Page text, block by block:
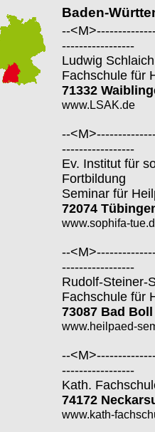
Baden-
--
-----------------
Ludwig
Fachschule für
71332
www.LSAK.de
--
-----------------
Ev. Institut für
Fortbildung
Seminar für
72074
www.sophifa-
--
-----------------
Rudolf-Steiner-
Fachschule für
73087 Bad Boll
www.heilpaed-
--
-----------------
Kath.
74172
www.kath-